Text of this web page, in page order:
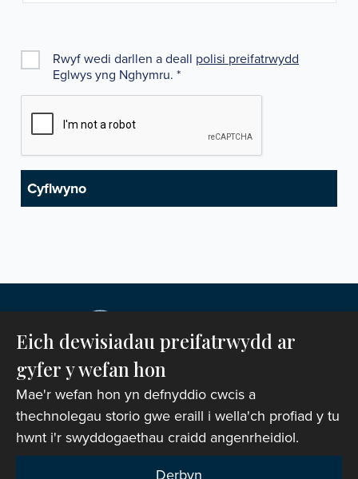
Rwyf wedi darllen a deall polisi preifatrwydd
Eglwys yng Nghymru. *
Hawlfraint © 2007-2026 Corff Cynrychiolwyr yr
Eglwys yng Nghymru. Cedwir pob hawl.
Eich dewisiadau preifatrwydd ar
gyfer y wefan hon
Mae'r wefan hon yn defnyddio cwcis a
thechnolegau storio gwe eraill i wella'ch profiad y tu
hwnt i'r swyddogaethau craidd angenrheidiol.
Derbyn